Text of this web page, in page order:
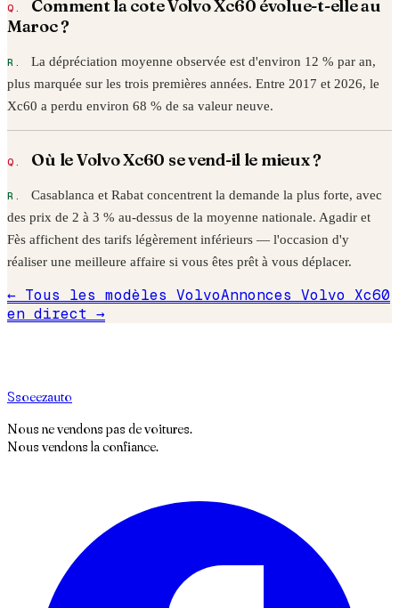
Comment la coteVolvoXc60 évolue-t-elle au
Maroc ?
La dépréciation moyenne observée est d'environ 12 % par an,
plus marquée sur les trois premières années. Entre 2017 et 2026, le
Xc60 a perdu environ 68 % de sa valeur neuve.
Où leVolvoXc60 se vend-il le mieux ?
Casablanca et Rabat concentrent la demande la plus forte, avec
des prix de 2 à 3 % au-dessus de la moyenne nationale. Agadir et
Fès affichent des tarifs légèrement inférieurs — l'occasion d'y
réaliser une meilleure affaire si vous êtes prêt à vous déplacer.
← Tous les modèles VolvoAnnonces Volvo
Xc60
en direct →
Ssoeezauto
Nous ne vendons pas de voitures.
Nous vendons la confiance.